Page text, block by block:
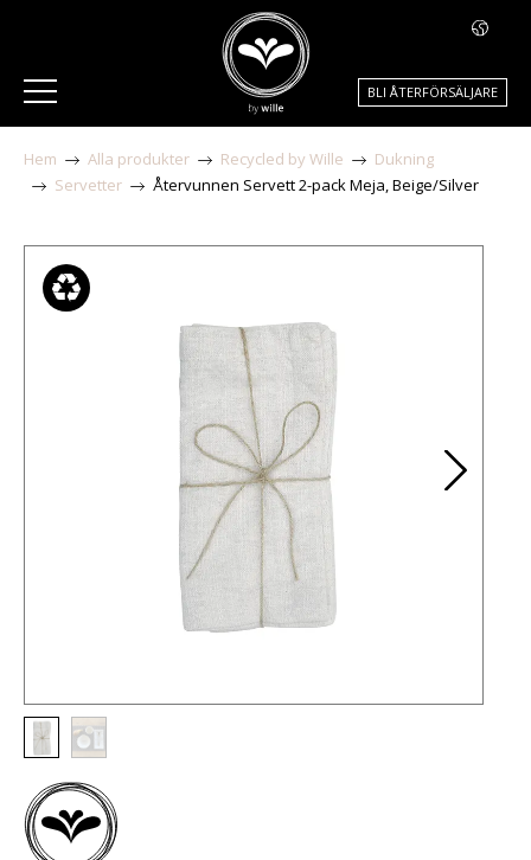
BLI ÅTERFÖRSÄLJARE
Hem Alla produkter Recycled by Wille
Dukning
Servetter
Återvunnen Servett 2-pack Meja, Beige/Silver